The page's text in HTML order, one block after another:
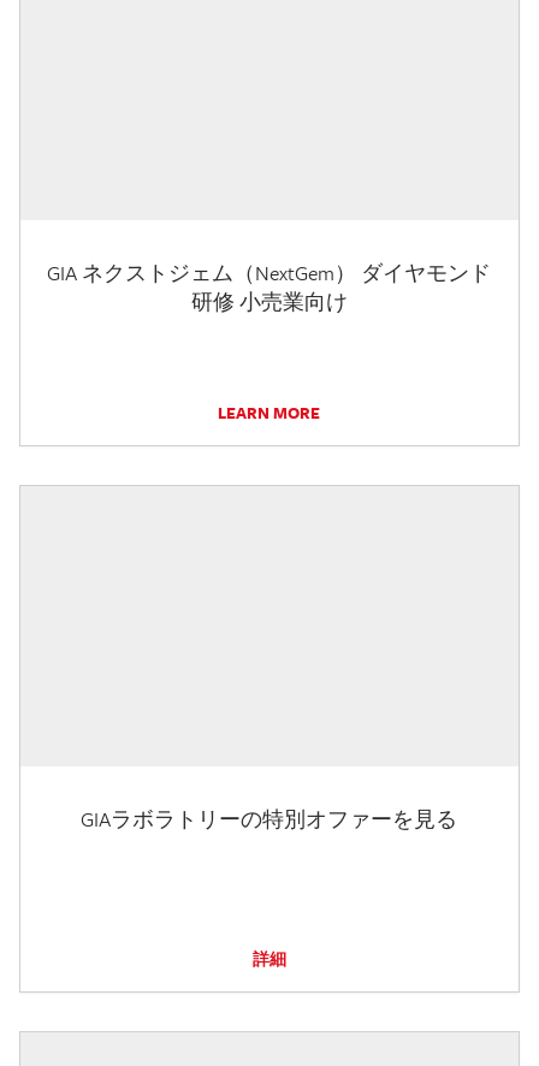
GIA ネクストジェム（NextGem） ダイヤモンド
研修 小売業向け
LEARN MORE
GIAラボラトリーの特別オファーを見る
詳細